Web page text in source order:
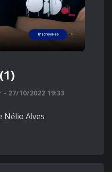
27/10/2022 19:33
Nélio Alves